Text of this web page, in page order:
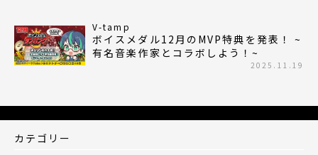
V-tamp
ボイスメダル12月のMVP特典を発表！ ~
有名音楽作家とコラボしよう！~
2025.11.19
カテゴリー